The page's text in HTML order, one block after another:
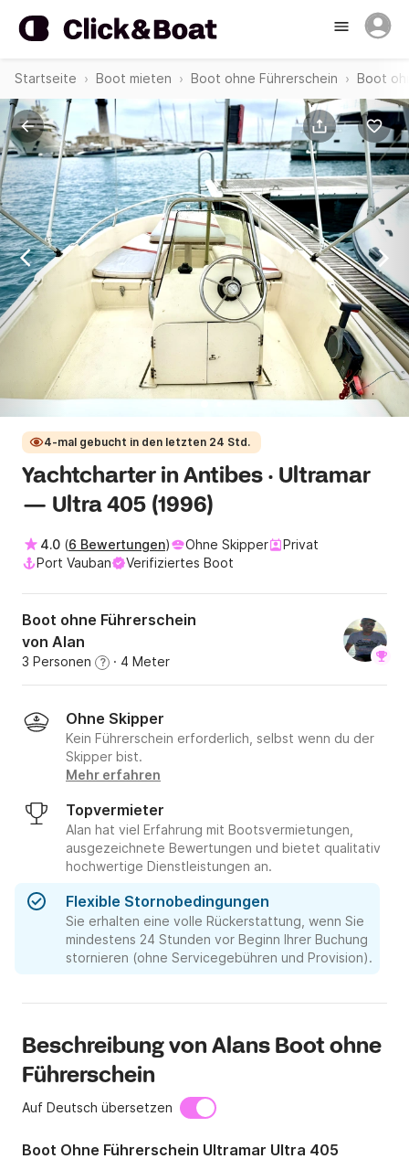
Startseite Boot mieten Boot ohne Führerschein Boot
4-mal gebucht in den letzten 24 Std.
Yachtcharter in Antibes · Ultramar
— Ultra 405 (1996)
4.0 (6 Bewertungen) Ohne Skipper
Privat
Port Vauban
Verifiziertes Boot
Boot ohne Führerschein
von Alan
3 Personen ? · 4 Meter
Ohne Skipper
Kein Führerschein erforderlich, selbst wenn du der
Skipper bist.
Mehr erfahren
Topvermieter
Alan hat viel Erfahrung mit Bootsvermietungen,
ausgezeichnete Bewertungen und bietet qualitativ
hochwertige Dienstleistungen an.
Flexible Stornobedingungen
Sie erhalten eine volle Rückerstattung, wenn Sie
mindestens 24 Stunden vor Beginn Ihrer Buchung
stornieren (ohne Servicegebühren und Provision).
Beschreibung von Alans Boot ohne
Führerschein
Auf Deutsch übersetzen
Boot Ohne Führerschein Ultramar Ultra 405